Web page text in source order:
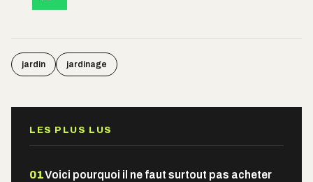
jardin jardinage
LES PLUS LUS
01Voici pourquoi il ne faut surtout pas acheter